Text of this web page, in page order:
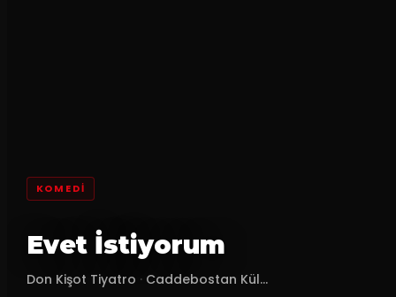
KOMEDI
Evet İstiyorum
Don Kişot Tiyatro · Caddebostan Kül...